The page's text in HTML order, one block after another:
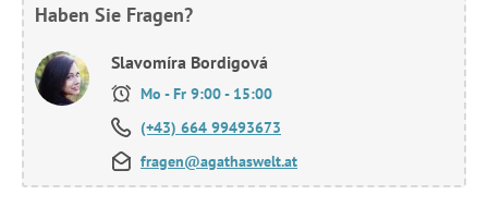
Haben Sie Fragen?
Slavomíra Bordigová
Mo - Fr 9:00 - 15:00
(+43) 664 99493673
fragen@agathaswelt.at